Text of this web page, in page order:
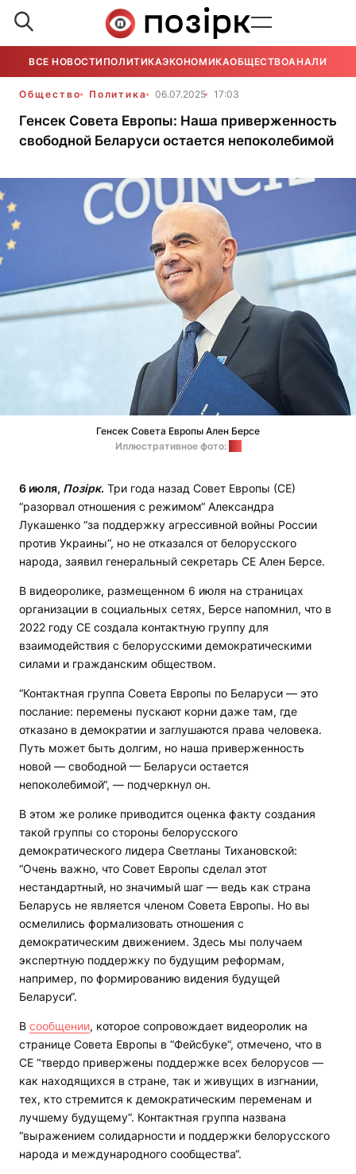
ВСЕ НОВОСТИ ПОЛИТИКАЭКОНОМИКАОБЩЕСТВОАНАЛИТИКА
Общество Политика 06.07.2025 17:03
Генсек Совета Европы: Наша приверженность
свободной Беларуси остается непоколебимой
Генсек Совета Европы Ален Берсе
Иллюстративное фото:
6 июля, Позірк. Три года назад Совет Европы (СЕ)
“разорвал отношения с режимом“ Александра
Лукашенко “за поддержку агрессивной войны России
против Украины“, но не отказался от белорусского
народа, заявил генеральный секретарь СЕ Ален Берсе.
В видеоролике, размещенном 6 июля на страницах
организации в социальных сетях, Берсе напомнил, что в
2022 году СЕ создала контактную группу для
взаимодействия с белорусскими демократическими
силами и гражданским обществом.
“Контактная группа Совета Европы по Беларуси — это
послание: перемены пускают корни даже там, где
отказано в демократии и заглушаются права человека.
Путь может быть долгим, но наша приверженность
новой — свободной — Беларуси остается
непоколебимой“, — подчеркнул он.
В этом же ролике приводится оценка факту создания
такой группы со стороны белорусского
демократического лидера Светланы Тихановской:
“Очень важно, что Совет Европы сделал этот
нестандартный, но значимый шаг — ведь как страна
Беларусь не является членом Совета Европы. Но вы
осмелились формализовать отношения с
демократическим движением. Здесь мы получаем
экспертную поддержку по будущим реформам,
например, по формированию видения будущей
Беларуси“.
В сообщении, которое сопровождает видеоролик на
странице Совета Европы в “Фейсбуке“, отмечено, что в
СЕ “твердо привержены поддержке всех белорусов —
как находящихся в стране, так и живущих в изгнании,
тех, кто стремится к демократическим переменам и
лучшему будущему“. Контактная группа названа
“выражением солидарности и поддержки белорусского
народа и международного сообщества“.